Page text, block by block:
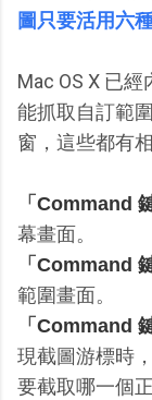
圖只要活用六
Mac OS X 已
能抓取自訂範
窗，這些都有
「 Command
幕畫面。
「 Command
範圍畫面。
「 Command
現截圖游標時，
要截取哪一個